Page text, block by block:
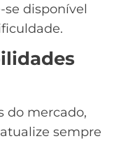
se disponível
do mercado,
sempre